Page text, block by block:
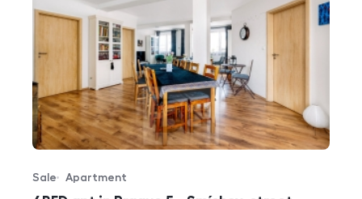
Offer type
Sale
Property type
Apartment